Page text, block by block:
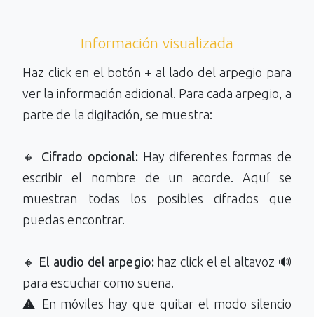
Información visualizada
Haz click en el botón + al lado del arpegio para
ver la información adicional. Para cada arpegio, a
parte de la digitación, se muestra:
🔸 Cifrado opcional: Hay diferentes formas de
escribir el nombre de un acorde. Aquí se
muestran todas los posibles cifrados que
puedas encontrar.
🔸 El audio del arpegio:haz click el el altavoz 🔊
para escuchar como suena.
⚠️ En móviles hay que quitar el modo silencio